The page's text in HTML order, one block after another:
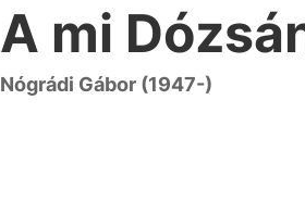
A mi
Nógrádi Gábor (1947-)